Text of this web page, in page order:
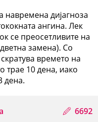
навремена дијагноза
ангина. Лек
се преосетливите на
замена). Со
времето на
трае 10 дена, иако
дена.
6692